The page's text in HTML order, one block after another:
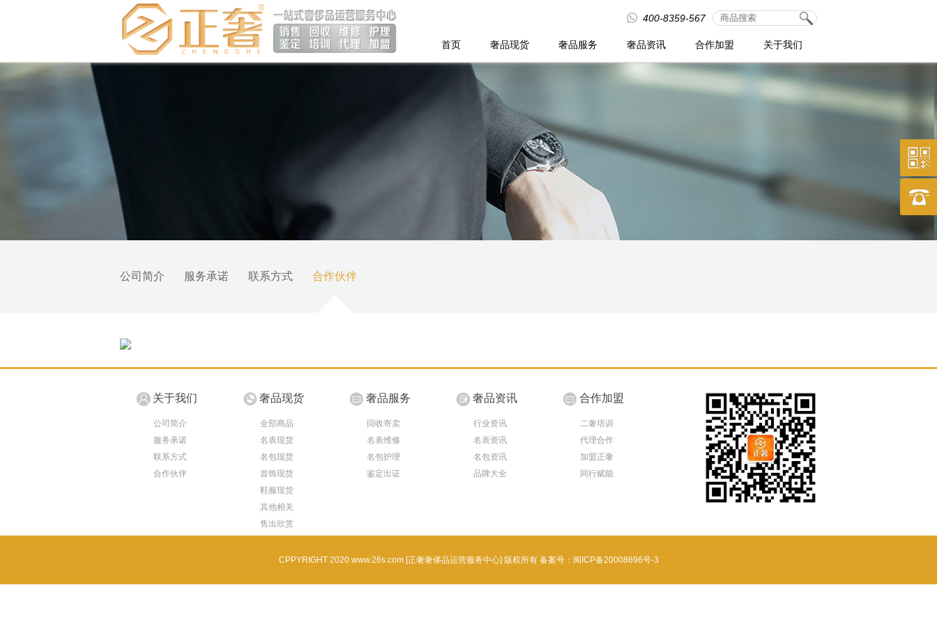
400-8359-567
首页 奢品现货 奢品服务 奢品资讯 合作加盟 关于我们
公司简介 服务承诺 联系方式 合作伙伴
关于我们
公司简介
服务承诺
联系方式
合作伙伴
奢品现货
全部商品
名表现货
名包现货
首饰现货
鞋服现货
其他相关
售出欣赏
奢品服务
回收寄卖
名表维修
名包护理
鉴定出证
奢品资讯
行业资讯
名表资讯
名包资讯
品牌大全
合作加盟
二奢培训
代理合作
加盟正奢
同行赋能
CPPYRIGHT 2020 www.26s.com [正奢奢侈品运营服务中心] 版权所有 备案号： 闽ICP备20008696号-3